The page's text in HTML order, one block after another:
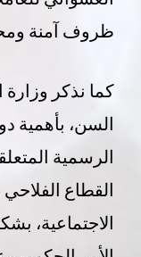
ظروف آمنة
كما نذكر وزارة
السن، بأهمية
الرسمية
القطاع